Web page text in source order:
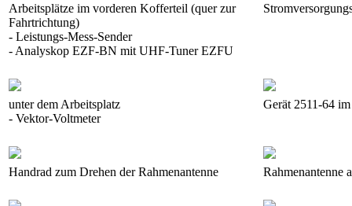
Arbeitsplätze im vorderen Kofferteil (quer zur
Fahrtrichtung)
- Leistungs-Mess-Sender
- Analyskop EZF-BN mit UHF-Tuner EZFU
unter dem Arbeitsplatz
- Vektor-Voltmeter
Gerät 2511-64
Handrad zum Drehen der Rahmenantenne Rahmenantenne